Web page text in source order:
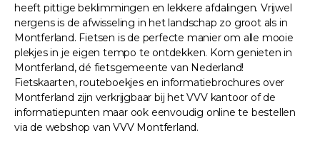
heeft pittige beklimmingen en lekkere afdalingen. Vrijwel
nergens is de afwisseling in het landschap zo groot als in
Montferland. Fietsen is de perfecte manier om alle mooie
plekjes in je eigen tempo te ontdekken. Kom genieten in
Montferland, dé fietsgemeente van Nederland!
Fietskaarten, routeboekjes en informatiebrochures over
Montferland zijn verkrijgbaar bij het VVV kantoor of de
informatiepunten maar ook eenvoudig online te bestellen
via de webshop van VVV Montferland.